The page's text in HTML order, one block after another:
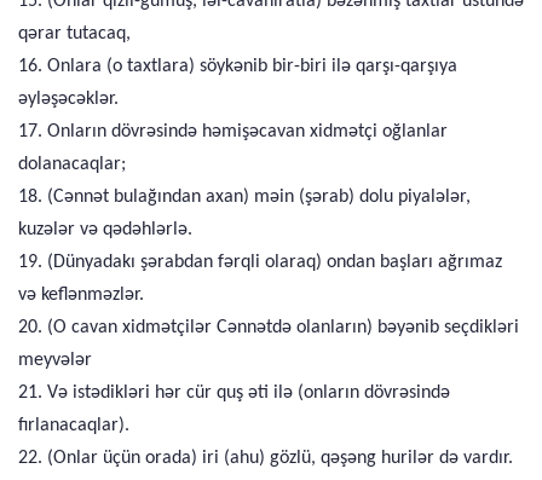
qərar tutacaq,
16. Onlara (o taxtlara) söykənib bir-biri ilə qarşı-qarşıya
əyləşəcəklər.
17. Onların dövrəsində həmişəcavan xidmətçi oğlanlar
dolanacaqlar;
18. (Cənnət bulağından axan) məin (şərab) dolu piyalələr,
kuzələr və qədəhlərlə.
19. (Dünyadakı şərabdan fərqli olaraq) ondan başları ağrımaz
və keflənməzlər.
20. (O cavan xidmətçilər Cənnətdə olanların) bəyənib seçdikləri
meyvələr
21. Və istədikləri hər cür quş əti ilə (onların dövrəsində
fırlanacaqlar).
22. (Onlar üçün orada) iri (ahu) gözlü, qəşəng hurilər də vardır.